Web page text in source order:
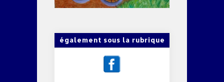
également sous la rubrique